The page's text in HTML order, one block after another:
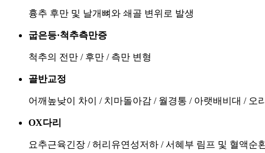
흉추 후만 및 날개뼈와 쇄골 변위로 발생
굽은등·척추측만증
척추의 전만 / 후만 / 측만 변형
골반교정
어깨높낮이 차이 / 치마돌아감 / 월경통 / 아랫배비대 / 오
OX다리
요추근육긴장 / 허리유연성저하 / 서혜부 림프 및 혈액순